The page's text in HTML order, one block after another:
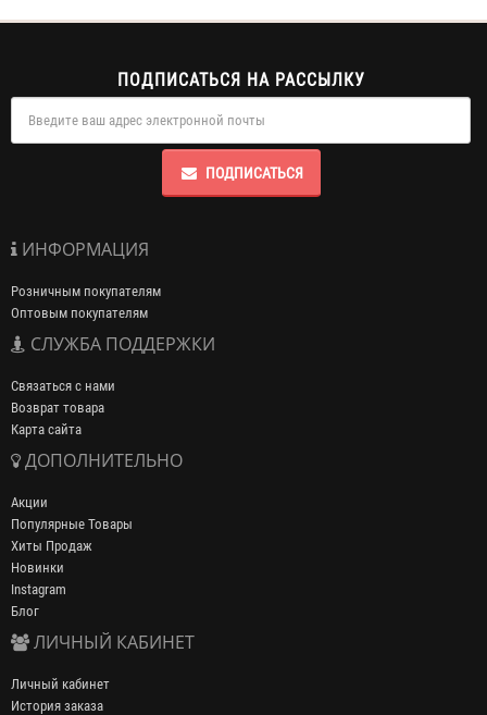
ПОДПИСАТЬСЯ НА РАССЫЛКУ
ПОДПИСАТЬСЯ
ИНФОРМАЦИЯ
Розничным покупателям
Оптовым покупателям
СЛУЖБА ПОДДЕРЖКИ
Связаться с нами
Возврат товара
Карта сайта
ДОПОЛНИТЕЛЬНО
Акции
Популярные Товары
Хиты Продаж
Новинки
Instagram
Блог
ЛИЧНЫЙ КАБИНЕТ
Личный кабинет
История заказа